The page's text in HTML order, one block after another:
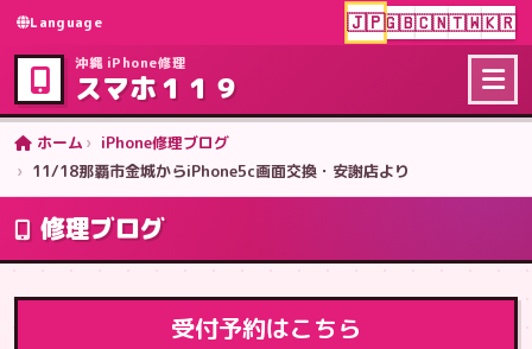
Language 🇯🇵🇬🇧🇨🇳🇹🇼🇰🇷
沖縄 iPhone修理
スマホ１１９
ホーム
iPhone修理ブログ
11/18那覇市金城からiPhone5c画面交換・安謝店より
修理ブログ
受付予約はこちら